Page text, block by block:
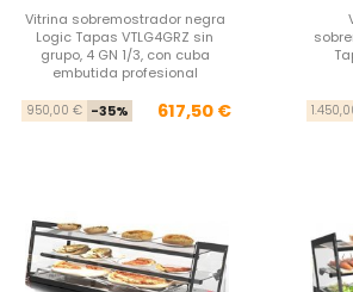
Vitrina sobremostrador negra
Logic Tapas VTLG4GRZ sin
grupo, 4 GN 1/3, con cuba
embutida profesional
Precio base
950,00 € -35% Precio
617,50 €